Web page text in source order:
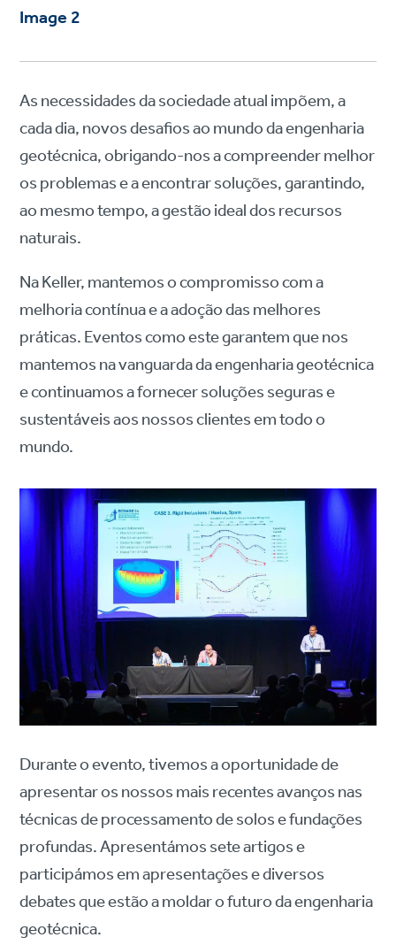
Image 2
As necessidades da sociedade atual impõem, a
cada dia, novos desafios ao mundo da engenharia
geotécnica, obrigando-nos a compreender melhor
os problemas e a encontrar soluções, garantindo,
ao mesmo tempo, a gestão ideal dos recursos
naturais.
Na Keller, mantemos o compromisso com a
melhoria contínua e a adoção das melhores
práticas. Eventos como este garantem que nos
mantemos na vanguarda da engenharia geotécnica
e continuamos a fornecer soluções seguras e
sustentáveis ​​aos nossos clientes em todo o
mundo.
Durante o evento, tivemos a oportunidade de
apresentar os nossos mais recentes avanços nas
técnicas de processamento de solos e fundações
profundas. Apresentámos sete artigos e
participámos em apresentações e diversos
debates que estão a moldar o futuro da engenharia
geotécnica.